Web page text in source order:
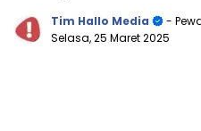
Tim Hallo Media
-
Selasa, 25 Maret 2025